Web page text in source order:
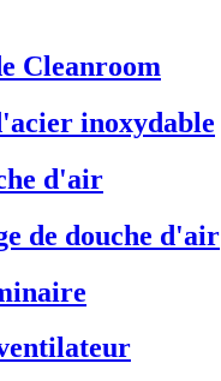
Cleanroom
inoxydable
d'air
de douche d'air